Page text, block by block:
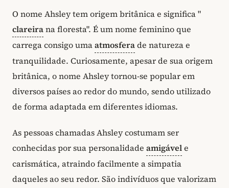
O nome Ahsley tem origem britânica e significa "
clareirana floresta". É um nome feminino que
carrega consigo umaatmosferade natureza e
tranquilidade. Curiosamente, apesar de sua origem
britânica, o nome Ahsley tornou-se popular em
diversos países ao redor do mundo, sendo utilizado
de forma adaptada em diferentes idiomas.
As pessoas chamadas Ahsley costumam ser
conhecidas por sua personalidade amigávele
carismática, atraindo facilmente a simpatia
daqueles ao seu redor. São indivíduos que valorizam